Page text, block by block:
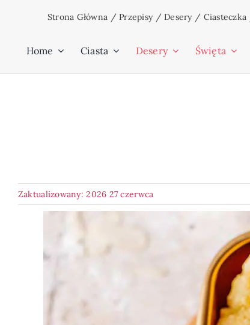
Strona Główna /Przepisy/Desery/ Ciasteczka
Home Ciasta Desery Święta
Zaktualizowany: 2026 27 czerwca